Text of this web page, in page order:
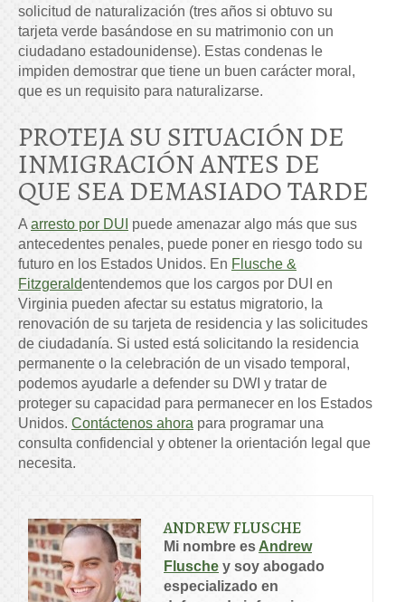
solicitud de naturalización (tres años si obtuvo su
tarjeta verde basándose en su matrimonio con un
ciudadano estadounidense). Estas condenas le
impiden demostrar que tiene un buen carácter moral,
que es un requisito para naturalizarse.
PROTEJA SU SITUACIÓN DE
INMIGRACIÓN ANTES DE
QUE SEA DEMASIADO TARDE
A arresto por DUI puede amenazar algo más que sus
antecedentes penales, puede poner en riesgo todo su
futuro en los Estados Unidos. En Flusche &
Fitzgeraldentendemos que los cargos por DUI en
Virginia pueden afectar su estatus migratorio, la
renovación de su tarjeta de residencia y las solicitudes
de ciudadanía. Si usted está solicitando la residencia
permanente o la celebración de un visado temporal,
podemos ayudarle a defender su DWI y tratar de
proteger su capacidad para permanecer en los Estados
Unidos. Contáctenos ahora para programar una
consulta confidencial y obtener la orientación legal que
necesita.
ANDREW FLUSCHE
Mi nombre es Andrew
Flusche y soy abogado
especializado en